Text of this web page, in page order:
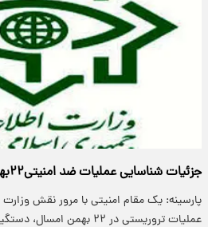
جزئیات شناسایی عملیات ضد امنیتی۲۲بهمن
پارسینه: یک مقام امنیتی با مرور نقش
عملیات تروریستی در ۲۲ بهمن امسال، دستگیری…